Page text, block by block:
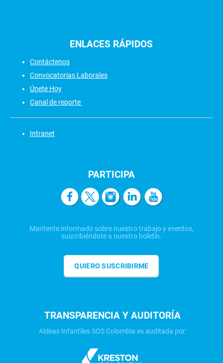
ENLACES RÁPIDOS
Contáctenos
Convocatorias Laborales
Únete Hoy
Canal de reporte
Intranet
PARTICIPA
Mantente informado sobre nuestro trabajo y eventos,
suscribiéndote a nuestro boletín.
QUIERO SUSCRIBIRME
TRANSPARENCIA Y AUDITORÍA
Aldeas Infantiles SOS Colombia es auditada por: